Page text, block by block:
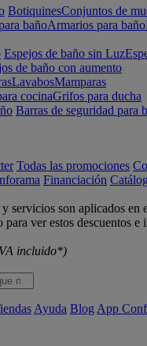
BotiquinesConjuntos de
bañoArmarios para baño
Espejos de baño sin Luz
de baño con aumento
LavabosMamparas
cocinaGrifos para ducha
Barras de seguridad para
Todas las promociones
Financiación
servicios son aplicados en
ver estos descuentos e
incluido*)
Ayuda Blog App